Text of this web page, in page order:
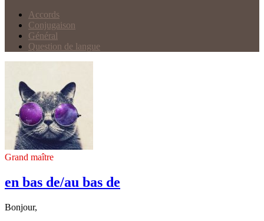
Accords
Conjugaison
Général
Question de langue
Grand maître
en bas de/au bas de
Bonjour,